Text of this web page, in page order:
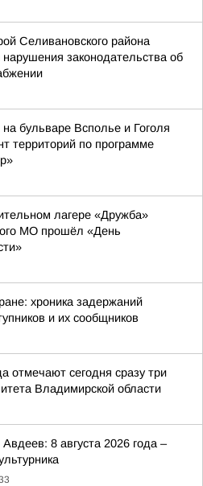
Селивановского района
законодательства об
бульваре Всполье и Гоголя
территорий по программе
лагере «Дружба»
МО прошёл «День
хроника задержаний
и их сообщников
отмечают сегодня сразу три
Владимирской области
8 августа 2026 года –